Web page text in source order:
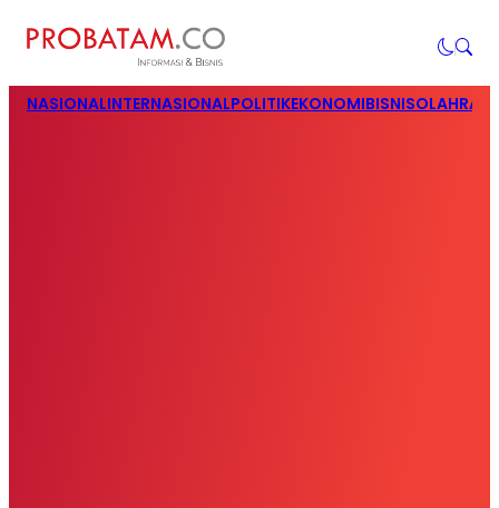
NASIONALINTERNASIONALPOLITIKEKONOMIBISNIS